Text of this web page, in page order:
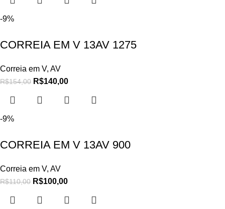
-9%
CORREIA EM V 13AV 1275
Correia em V, AV
R$154,00 R$140,00
-9%
CORREIA EM V 13AV 900
Correia em V, AV
R$110,00 R$100,00